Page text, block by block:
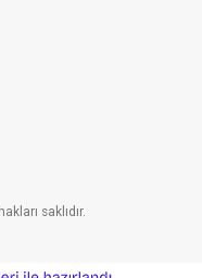
saklıdır.